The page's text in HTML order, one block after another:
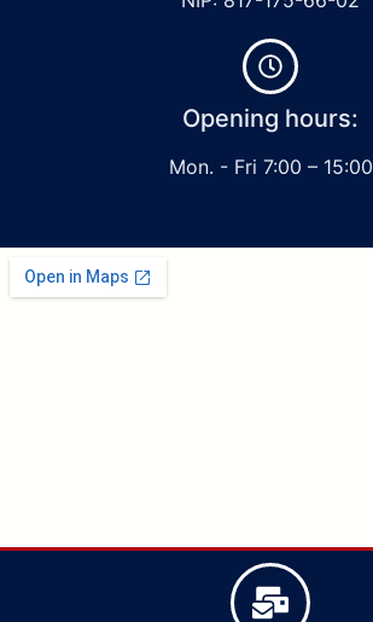
Opening hours:
Mon. - Fri 7:00 – 15:00